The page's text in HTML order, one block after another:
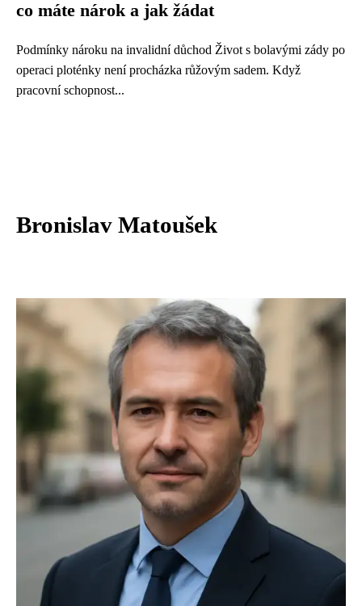
co máte nárok a jak žádat
Podmínky nároku na invalidní důchod Život s bolavými zády po
operaci ploténky není procházka růžovým sadem. Když
pracovní schopnost...
Bronislav Matoušek